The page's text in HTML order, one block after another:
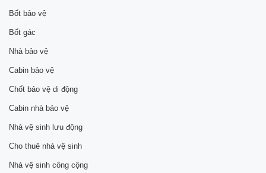
Bốt bảo vệ
Bốt gác
Nhà bảo vệ
Cabin bảo vệ
Chốt bảo vệ di động
Cabin nhà bảo vệ
Nhà vệ sinh lưu động
Cho thuê nhà vệ sinh
Nhà vệ sinh công cộng